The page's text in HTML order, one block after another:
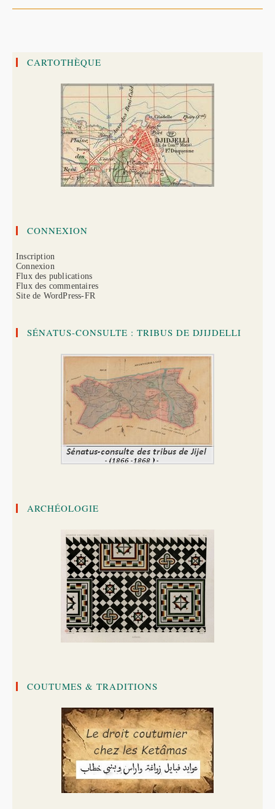
CARTOTHÈQUE
CONNEXION
Inscription
Connexion
Flux des publications
Flux des commentaires
Site de WordPress-FR
SÉNATUS-CONSULTE : TRIBUS DE DJIJDELLI
ARCHÉOLOGIE
COUTUMES & TRADITIONS